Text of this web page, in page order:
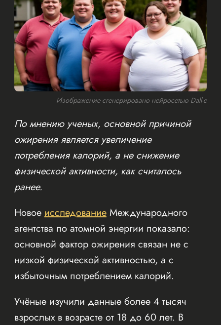
Изображение сгенерировано нейросетью Dall-e
По мнению ученых, основной причиной
ожирения является увеличение
потребления калорий, а не снижение
физической активности, как считалось
ранее.
Новое исследованиеМеждународного
агентства по атомной энергии показало:
основной фактор ожирения связан не с
низкой физической активностью, а с
избыточным потреблением калорий.
Учёные изучили данные более 4 тысяч
взрослых в возрасте от 18 до 60 лет. В